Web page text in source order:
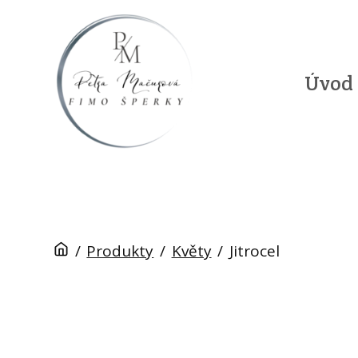
Úvod
/ Produkty / Květy / Jitrocel